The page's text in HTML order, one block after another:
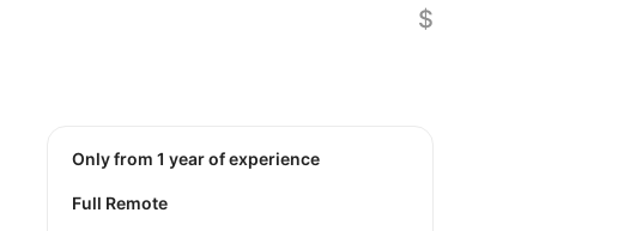
$
Only from 1 year of experience
Full Remote